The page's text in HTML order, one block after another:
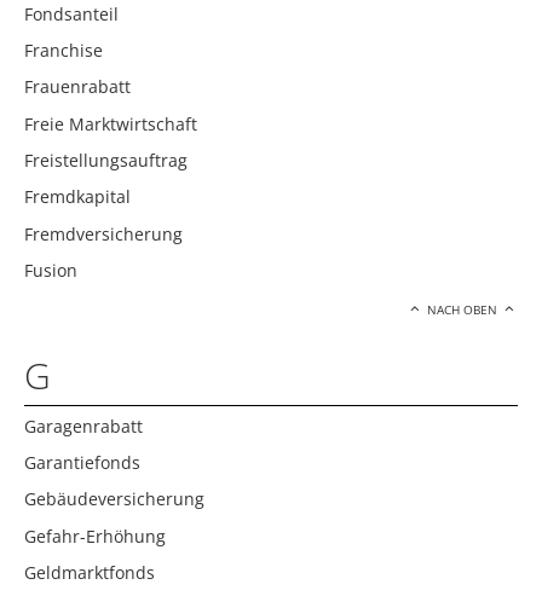
Fondsanteil
Franchise
Frauenrabatt
Freie Marktwirtschaft
Freistellungsauftrag
Fremdkapital
Fremdversicherung
Fusion
NACH OBEN
G
Garagenrabatt
Garantiefonds
Gebäudeversicherung
Gefahr-Erhöhung
Geldmarktfonds